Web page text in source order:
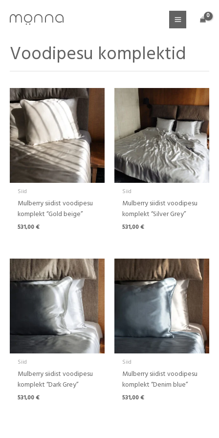
content
Voodipesu komplektid
Siid
Mulberry siidist voodipesu
komplekt “Gold beige”
531,00€
Siid
Mulberry siidist voodipesu
komplekt “Silver Grey”
531,00€
Siid
Mulberry siidist voodipesu
komplekt “Dark Grey”
531,00€
Siid
Mulberry siidist voodipesu
komplekt “Denim blue”
531,00€